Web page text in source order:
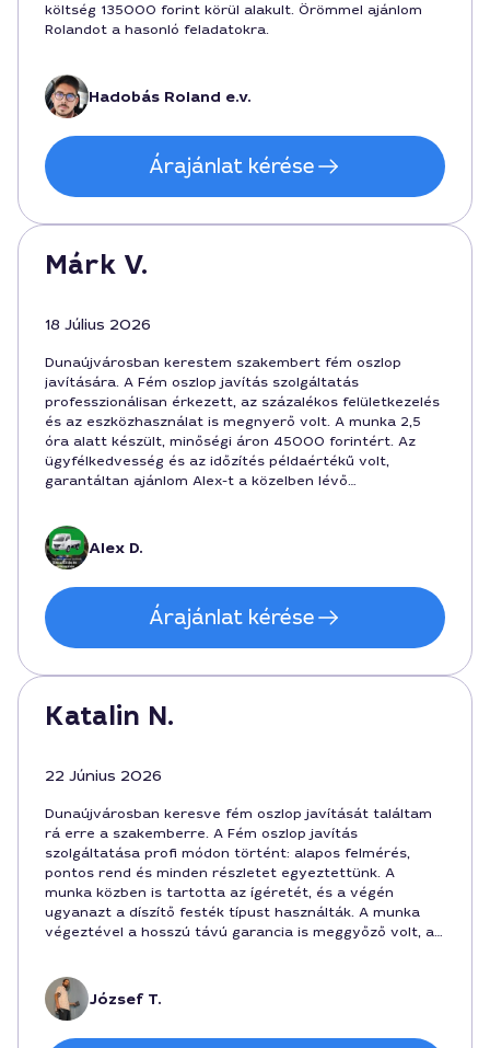
költség 135000 forint körül alakult. Örömmel ajánlom
Rolandot a hasonló feladatokra.
Hadobás Roland e.v.
Árajánlat kérése
Márk V.
18 Július 2026
Dunaújvárosban kerestem szakembert fém oszlop
javítására. A Fém oszlop javítás szolgáltatás
professzionálisan érkezett, az százalékos felületkezelés
és az eszközhasználat is megnyerő volt. A munka 2,5
óra alatt készült, minőségi áron 45000 forintért. Az
ügyfélkedvesség és az időzítés példaértékű volt,
garantáltan ajánlom Alex-t a közelben lévő
Alex D.
Árajánlat kérése
Katalin N.
22 Június 2026
Dunaújvárosban keresve fém oszlop javítását találtam
rá erre a szakemberre. A Fém oszlop javítás
szolgáltatása profi módon történt: alapos felmérés,
pontos rend és minden részletet egyeztettünk. A
munka közben is tartotta az ígéretét, és a végén
ugyanazt a díszítő festék típust használták. A munka
végeztével a hosszú távú garancia is meggyőző volt, a
József T.